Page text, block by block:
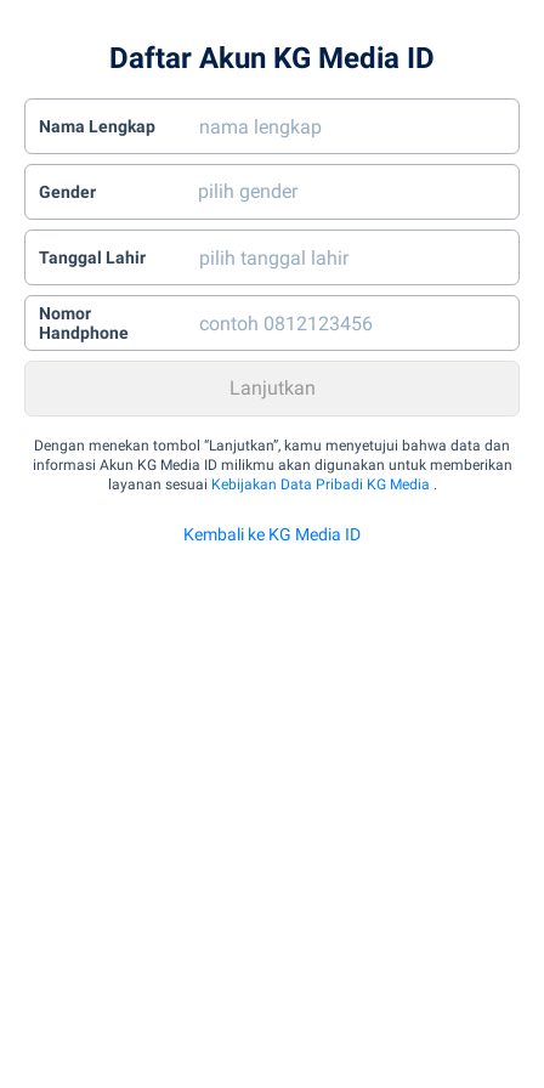
Daftar Akun KG Media ID
Nama Lengkap
Gender
Tanggal Lahir
Nomor
Handphone
Dengan menekan tombol “Lanjutkan”, kamu menyetujui bahwa data dan
informasi Akun KG Media ID milikmu akan digunakan untuk memberikan
layanan sesuai Kebijakan Data Pribadi KG Media .
Kembali ke KG Media ID